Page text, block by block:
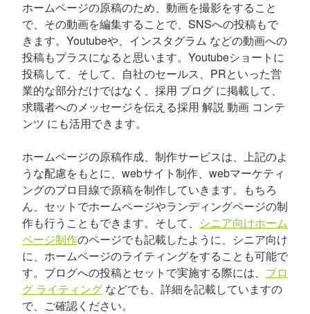
ホームページの原稿のため、動画を撮影をすること
で、その動画を編集することで、SNSへの投稿もで
きます。Youtubeや、インスタグラム などの動画への
投稿もプラスになると思います。Youtubeショートに
投稿して、そして、自社のセールス、PRといった営
業的な部分だけではなく、採用 ブログ に掲載して、
求職者へのメッセージを伝える採用 解説 動画 コンテ
ンツ にも活用できます。
ホームページの原稿作成、制作サービスは、上記のよ
うな配慮をもとに、webサイト制作、webマーケティ
ングのプロ目線で原稿を制作していきます。もちろ
ん、セットでホームページやランディングページの制
作も行うこともできます。そして、 シニア向けホーム
ページ制作のページでも記載したように、シニア向け
に、ホームページのライティングをすることも可能で
す。ブログへの投稿とセットで実施する際には、 ブロ
グ ライティング などでも、詳細を記載していますの
で、ご確認ください。